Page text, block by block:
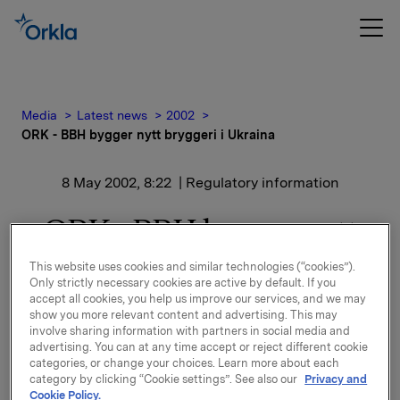
Media Latest news
2002
ORK - BBH bygger nytt bryggeri i Ukraina
8 May 2002, 8:22 | Regulatory information
ORK - BBH bygger nytt
bryggeri i Ukraina
Bryggeriet får fra starten en kapasitet på 1,2 mill. hl øl
og forventes ferdig i 2004. Senere vil det bli investert
i å utbygge kapasiteten.
Målet med investeringen er å styrke BBHs posisjon
This website uses cookies and similar technologies (“cookies”).
Only strictly necessary cookies are active by default. If you
accept all cookies, you help us improve our services, and we may
show you more relevant content and advertising. This may
involve sharing information with partners in social media and
advertising. You can at any time accept or reject different cookie
categories, or change your choices. Learn more about each
category by clicking “Cookie settings”. See also our Privacy and
Cookie Policy.